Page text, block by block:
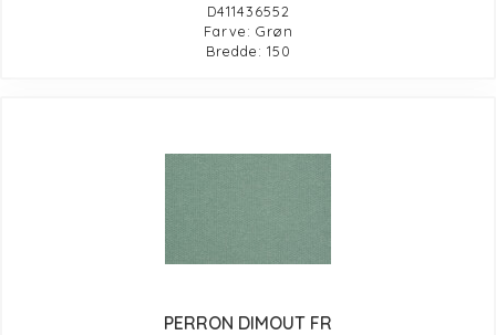
D411436552
Farve: Grøn
Bredde: 150
PERRON DIMOUT FR